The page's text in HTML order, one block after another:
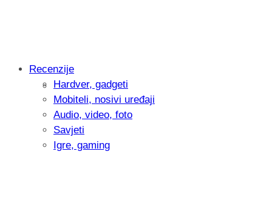
Intervju: Goran Jović, fotograf -
Recenzije
Hardver, gadgeti
Mobiteli, nosivi uređaji
Audio, video, foto
Savjeti
Igre, gaming